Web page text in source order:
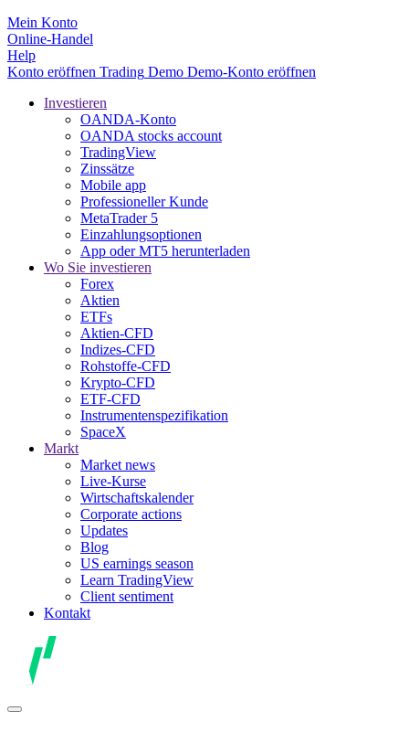
Mein Konto
Online-Handel
Help
Konto eröffnen Trading Demo Demo-Konto eröffnen
Investieren
OANDA-Konto
OANDA stocks account
TradingView
Zinssätze
Mobile app
Professioneller Kunde
MetaTrader 5
Einzahlungsoptionen
App oder MT5 herunterladen
Wo Sie investieren
Forex
Aktien
ETFs
Aktien-CFD
Indizes-CFD
Rohstoffe-CFD
Krypto-CFD
ETF-CFD
Instrumentenspezifikation
SpaceX
Markt
Market news
Live-Kurse
Wirtschaftskalender
Corporate actions
Updates
Blog
US earnings season
Learn TradingView
Client sentiment
Kontakt